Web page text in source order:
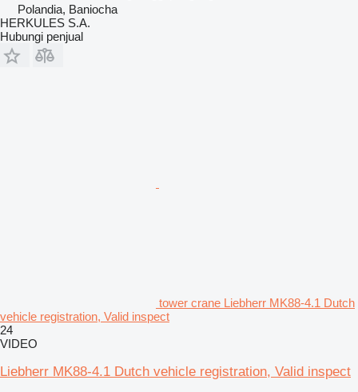
Polandia, Baniocha
HERKULES S.A.
Hubungi penjual
tower crane Liebherr MK88-4.1 Dutch
vehicle registration, Valid inspect
24
VIDEO
Liebherr MK88-4.1 Dutch vehicle registration, Valid inspect